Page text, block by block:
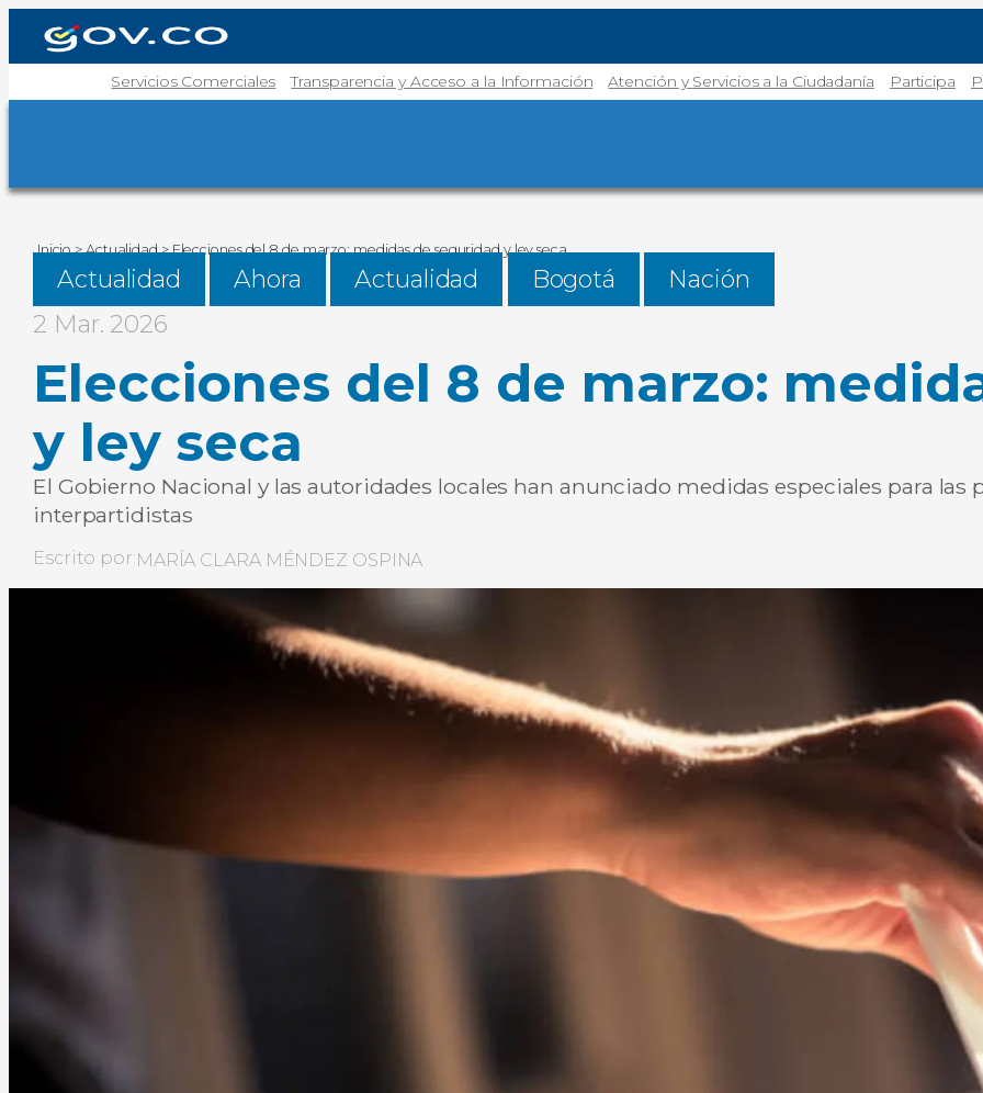
Servicios Comerciales Transparencia y Acceso a la Información Atención y Servicios a la Ciudadanía Participa
Inicio>Actualidad>Elecciones del 8 de marzo: medidas de seguridad y ley seca
Actualidad Ahora Actualidad Bogotá
Nación
2 Mar. 2026
Elecciones del 8 de marzo:
y ley seca
El Gobierno Nacional y las autoridades locales han anunciado medidas especiales para
interpartidistas
Escrito por:MARÍA CLARA MÉNDEZ OSPINA